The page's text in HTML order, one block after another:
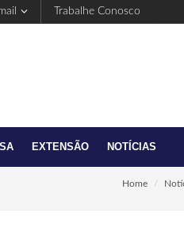
Trabalhe Conosco
EXTENSÃO NOTÍCIAS
Home